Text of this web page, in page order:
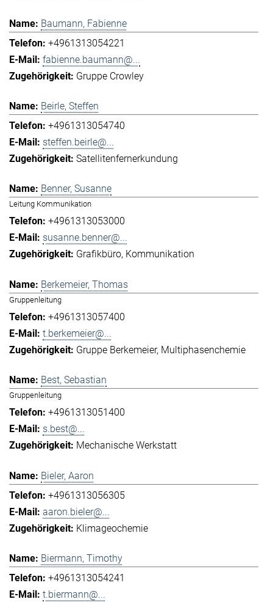
Baumann, Fabienne
+4961313054221
fabienne.baumann@...
Gruppe Crowley
Beirle, Steffen
+4961313054740
steffen.beirle@...
Satellitenfernerkundung
Benner, Susanne
Leitung Kommunikation
+4961313053000
susanne.benner@...
Grafikbüro Kommunikation
Berkemeier, Thomas
Gruppenleitung
+4961313057400
t.berkemeier@...
Gruppe Berkemeier Multiphasenchemie
Best, Sebastian
Gruppenleitung
+4961313051400
s.best@...
Mechanische Werkstatt
Bieler, Aaron
+4961313056305
aaron.bieler@...
Klimageochemie
Biermann, Timothy
+4961313054241
t.biermann@...